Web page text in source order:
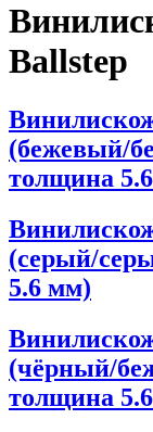
Ballstep
(бежевый/
толщина
(серый/
5.6 мм)
(чёрный/
толщина